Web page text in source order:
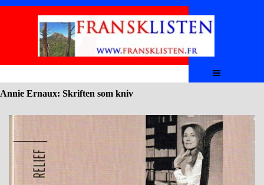
Aller au contenu
Annie Ernaux: Skriften som kniv